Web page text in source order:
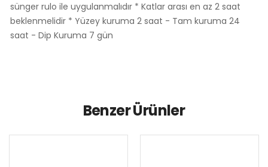
sünger rulo ile uygulanmalıdır * Katlar arası en az 2 saat
beklenmelidir * Yüzey kuruma 2 saat - Tam kuruma 24
saat - Dip Kuruma 7 gün
Benzer Ürünler